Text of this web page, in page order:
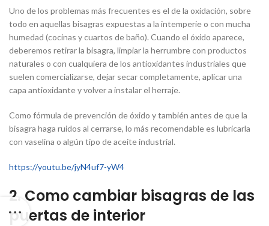
Uno de los problemas más frecuentes es el de la oxidación, sobre
todo en aquellas bisagras expuestas a la intemperie o con mucha
humedad (cocinas y cuartos de baño). Cuando el óxido aparece,
deberemos retirar la bisagra, limpiar la herrumbre con productos
naturales o con cualquiera de los antioxidantes industriales que
suelen comercializarse, dejar secar completamente, aplicar una
capa antioxidante y volver a instalar el herraje.
Como fórmula de prevención de óxido y también antes de que la
bisagra haga ruidos al cerrarse, lo más recomendable es lubricarla
con vaselina o algún tipo de aceite industrial.
https://youtu.be/jyN4uf7-yW4
2. Como cambiar bisagras de las
puertas de interior